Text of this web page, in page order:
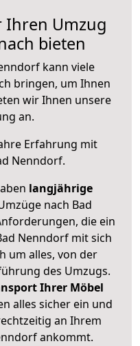
Ihren Umzug
bieten
kann viele
bringen, um Ihnen
wir Ihnen unsere
an.
Erfahrung mit
Nenndorf.
langjährige
nach Bad
die ein
Nenndorf mit sich
um alles, von der
des Umzugs.
Ihrer Möbel
alles sicher ein und
an Ihrem
ankommt.